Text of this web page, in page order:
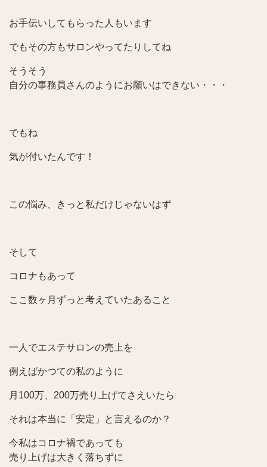
お手伝いしてもらった人もいます
でもその方もサロンやってたりしてね
そうそう
自分の事務員さんのようにお願いはできない・・・
でもね
気が付いたんです！
この悩み、きっと私だけじゃないはず
そして
コロナもあって
ここ数ヶ月ずっと考えていたあること
一人でエステサロンの売上を
例えばかつての私のように
月100万、200万売り上げてさえいたら
それは本当に「安定」と言えるのか？
今私はコロナ禍であっても
売り上げは大きく落ちずに